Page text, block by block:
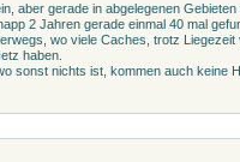
aber gerade in abgelegenen
2 Jahren gerade einmal 40 mal
wo viele Caches, trotz
haben.
sonst nichts ist, kommen auch keine